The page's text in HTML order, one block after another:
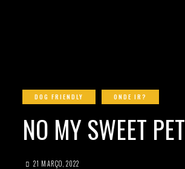
DOG FRIENDLY ONDE IR?
NO MY SWEET
21 MARÇO, 2022